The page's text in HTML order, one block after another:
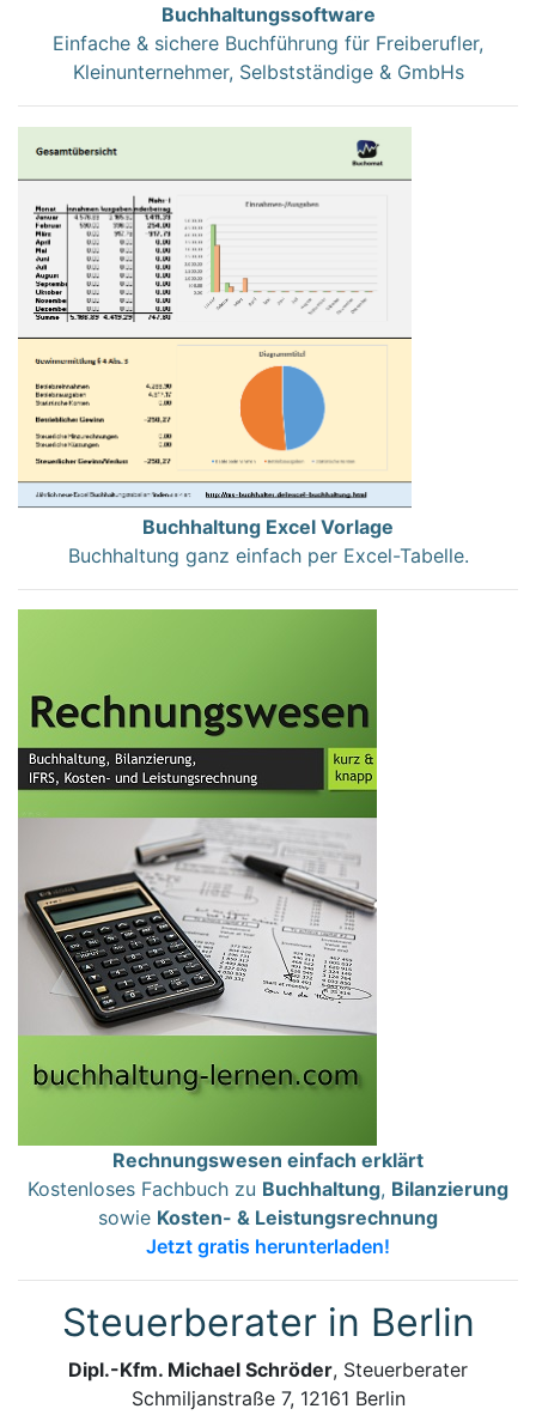
Buchhaltungssoftware
Einfache & sichere Buchführung für Freiberufler,
Kleinunternehmer, Selbstständige & GmbHs
Buchhaltung Excel Vorlage
Buchhaltung ganz einfach per Excel-Tabelle.
Rechnungswesen einfach erklärt
Kostenloses Fachbuch zu Buchhaltung, Bilanzierung
sowie Kosten- & Leistungsrechnung
Jetzt gratis herunterladen!
Steuerberater in Berlin
Dipl.-Kfm. Michael Schröder, Steuerberater
Schmiljanstraße 7, 12161 Berlin